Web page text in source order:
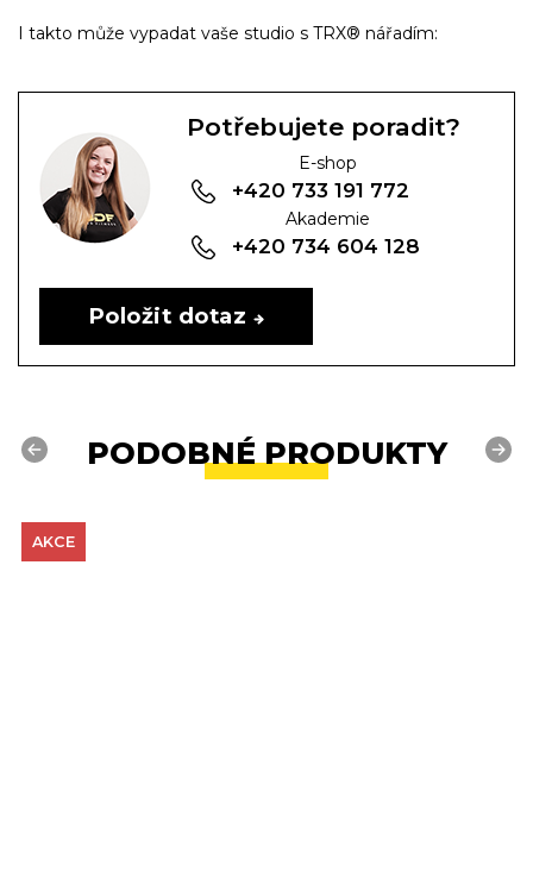
I takto může vypadat vaše studio s TRX® nářadím:
Potřebujete poradit?
E-shop
+420 733 191 772
Akademie
+420 734 604 128
Položit dotaz
PODOBNÉ PRODUKTY
Previous
AKCE
Next